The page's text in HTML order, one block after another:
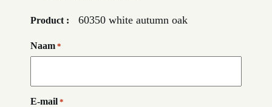
Product : 60350 white autumn oak
Naam *
E-mail *